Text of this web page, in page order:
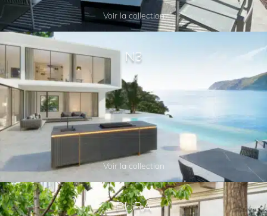
Voir la collection
N3
Voir la collection
PURA